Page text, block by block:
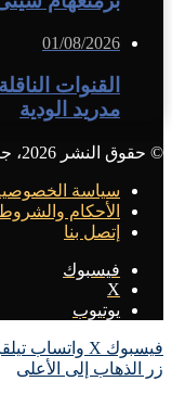
01/08/2026
القنوات
مدريد الودية
© حقوق النشر 2026، جميع الحقوق محفوظة |
سياسة
الأحكام
إتصل بنا
فيسبوك
X
يوتيوب
فيسبوك X واتساب
زر الذهاب إلى الأعلى